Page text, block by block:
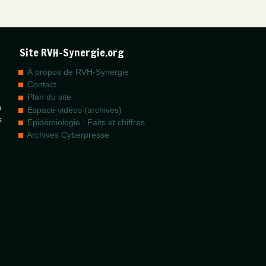
Site RVH-Synergie.org
À propos de RVH-Synergie
Contact
Plan du site
Espace vidéos (archives)
Epidémiologie : Faits et chiffres
Archives Cyberpresse